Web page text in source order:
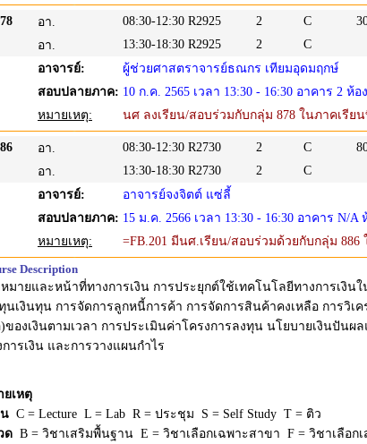
อา. 08:30-12:30 R2925 2 C
อา.
13:30-18:30 R2925 2
C
อาจารย์:
ผู้ช่วยศาสตราจารย์ธณกร เทียมอุดมฤกษ์
สอบปลายภาค: 10 ก.ค. 2565 เวลา 13:30 - 16:30 อาคาร 2 ห้อ
หมายเหตุ:
นศ ลงเรียน/สอบร่วมกับกลุ่ม 878 ในภาคเรียน
อา. 08:30-12:30 R2730 2 C
อา.
13:30-18:30 R2730 2
C
อาจารย์:
อาจารย์จงจิตต์ แซ่ลี้
สอบปลายภาค: 15 ม.ค. 2566 เวลา 13:30 - 16:30 อาคาร N/A
หมายเหตุ:
=FB.201 มีนศ.เรียน/สอบร่วมด้วยกับกลุ่ม 886
Description
หมายและหน้าที่ทางการเงิน การประยุกต์ใช้เทคโนโลยีทางการเงิน
นเงินทุน การจัดการลูกหนี้การค้า การจัดการสินค้าคงเหลือ การวิเ
ของเงินตามเวลา การประเมินค่าโครงการลงทุน นโยบายเงินปันผ
การเงิน และการวางแผนกำไร
ยเหตุ
น C = Lecture L = Lab R = ประชุม S = Self Study T = ติว
ด B = วิชาเสริมพื้นฐาน E = วิชาเลือกเฉพาะสาขา F = วิชาเลือ